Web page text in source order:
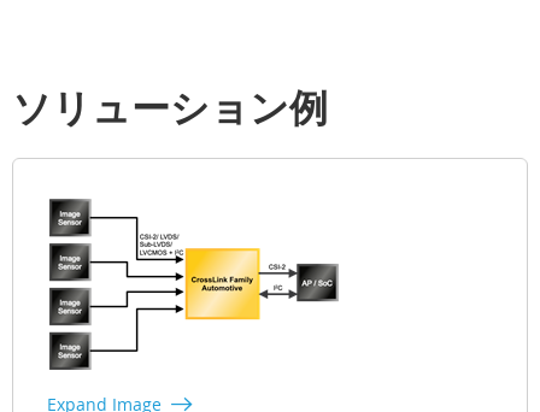
ソリューション例
Expand Image